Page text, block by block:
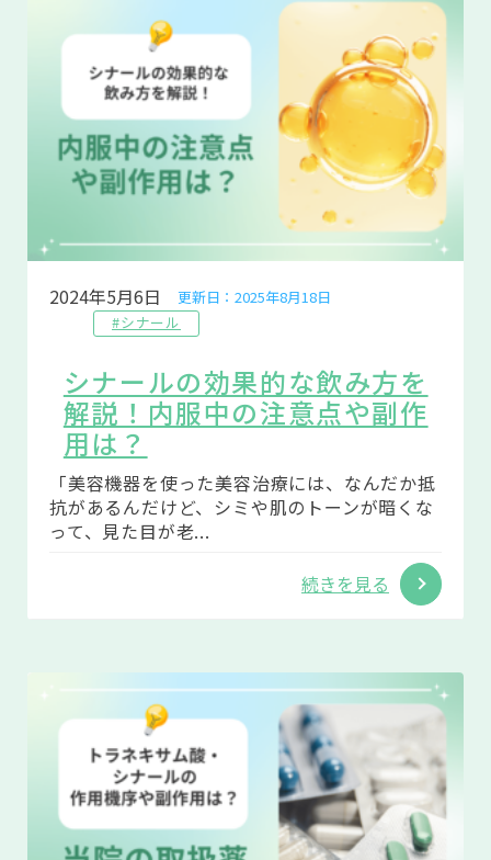
2024年5月6日
更新日：2025年8月18日
#シナール
シナールの効果的な飲み方を
解説！内服中の注意点や副作
用は？
「美容機器を使った美容治療には、なんだか抵
抗があるんだけど、シミや肌のトーンが暗くな
って、見た目が老...
続きを見る